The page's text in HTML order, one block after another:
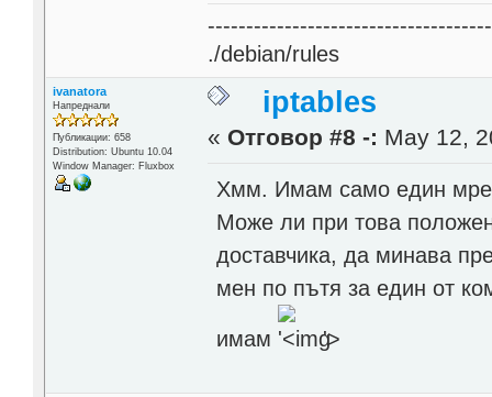
./debian/rules
ivanatora
Напреднали
Публикации: 658
Distribution: Ubuntu 10.04
Window Manager: Fluxbox
iptables
« Отговор #8 -: May 12,
Хмм. Имам само един
Може ли при това
доставчика, да минава
мен по пътя за един от
имам '>